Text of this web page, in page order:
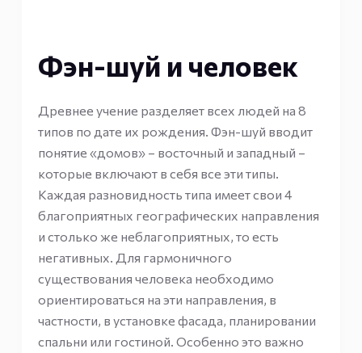
Фэн-шуй и человек
Древнее учение разделяет всех людей на 8
типов по дате их рождения. Фэн-шуй вводит
понятие «домов» – восточный и западный –
которые включают в себя все эти типы.
Каждая разновидность типа имеет свои 4
благоприятных географических направления
и столько же неблагоприятных, то есть
негативных. Для гармоничного
существования человека необходимо
ориентироваться на эти направления, в
частности, в установке фасада, планировании
спальни или гостиной. Особенно это важно